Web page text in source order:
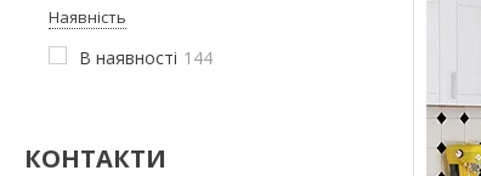
Наявність
В наявності 144
КОНТАКТИ